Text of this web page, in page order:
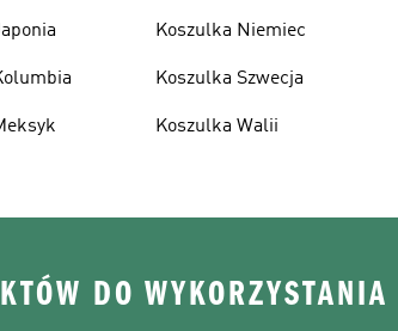
Koszulka Niemiec
Koszulka Szwecja
Koszulka Walii
DO WYKORZYSTANIA